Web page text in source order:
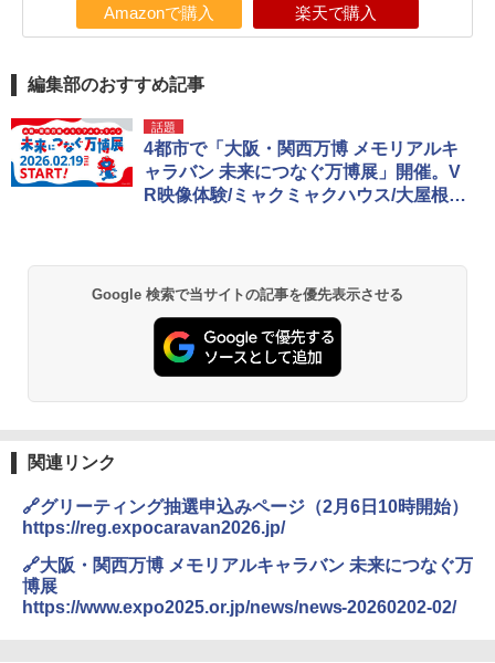
Amazonで購入 楽天で購入
編集部のおすすめ記事
話題
4都市で「大阪・関西万博 メモリアルキ
ャラバン 未来につなぐ万博展」開催。V
R映像体験/ミャクミャクハウス/大屋根リ
Google 検索で当サイトの記事を優先表示させる
関連リンク
🔗グリーティング抽選申込みページ（2月6日10時開始）
https://reg.expocaravan2026.jp/
🔗大阪・関西万博 メモリアルキャラバン 未来につなぐ万
博展
https://www.expo2025.or.jp/news/news-20260202-02/